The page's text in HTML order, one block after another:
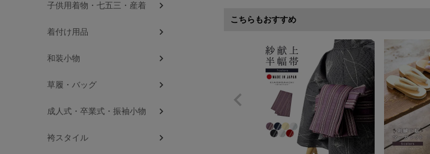
こちらもおすすめ
子供用着物・七五三・産着
着付け用品
和装小物
草履・バッグ
成人式・卒業式・振袖小物
袴スタイル